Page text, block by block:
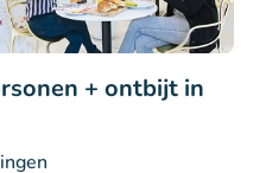
+ ontbijt in